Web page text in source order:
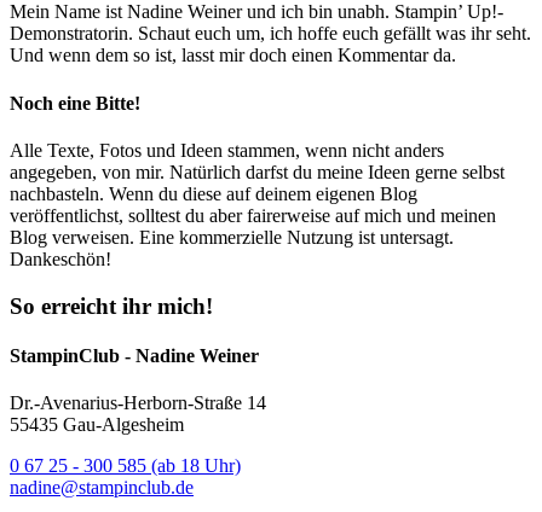
Mein Name ist Nadine Weiner und ich bin unabh. Stampin’ Up!-
Demonstratorin. Schaut euch um, ich hoffe euch gefällt was ihr seht.
Und wenn dem so ist, lasst mir doch einen Kommentar da.
Noch eine Bitte!
Alle Texte, Fotos und Ideen stammen, wenn nicht anders
angegeben, von mir. Natürlich darfst du meine Ideen gerne selbst
nachbasteln. Wenn du diese auf deinem eigenen Blog
veröffentlichst, solltest du aber fairerweise auf mich und meinen
Blog verweisen. Eine kommerzielle Nutzung ist untersagt.
Dankeschön!
So erreicht ihr mich!
StampinClub - Nadine Weiner
Dr.-Avenarius-Herborn-Straße 14
55435 Gau-Algesheim
0 67 25 - 300 585 (ab 18 Uhr)
nadine@stampinclub.de